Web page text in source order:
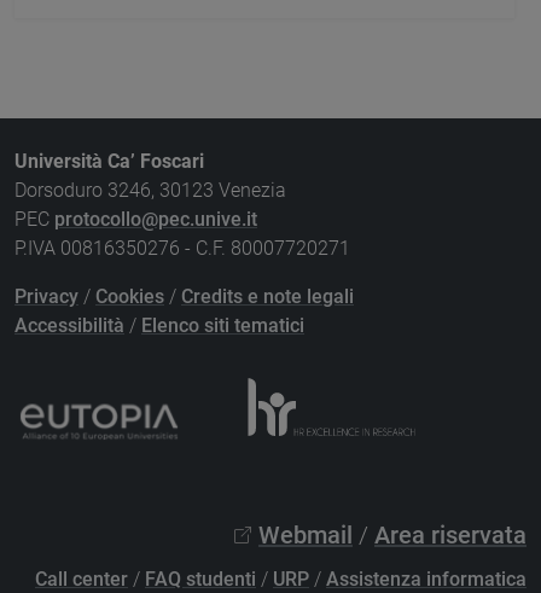
Università Ca’ Foscari
Dorsoduro 3246, 30123 Venezia
PEC protocollo@pec.unive.it
P.IVA 00816350276 - C.F. 80007720271
Privacy / Cookies / Credits e note legali
Accessibilità / Elenco siti tematici
Webmail / Area riservata
Call center / FAQ studenti / URP / Assistenza informatica